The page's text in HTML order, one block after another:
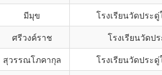
มีมุข โรงเรียนวัดประ
ศรีวงค์ราช โรงเรียนวัดป
สุวรรณโภคากุล โรงเรียนวัดประ